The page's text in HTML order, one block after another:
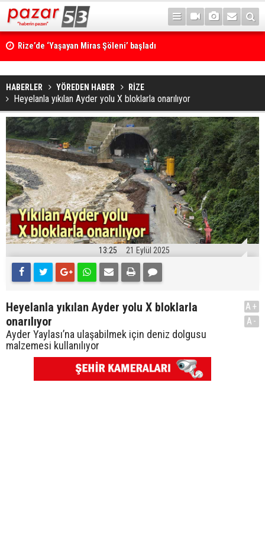
Rize’de ‘Yaşayan Miras Şöleni’ başladı
HABERLER YÖREDEN HABER RİZE
Heyelanla yıkılan Ayder yolu X bloklarla onarılıyor
13:25 21 Eylül 2025
Heyelanla yıkılan Ayder yolu X bloklarla
onarılıyor
Ayder Yaylası’na ulaşabilmek için deniz dolgusu
malzemesi kullanılıyor
A+
A-